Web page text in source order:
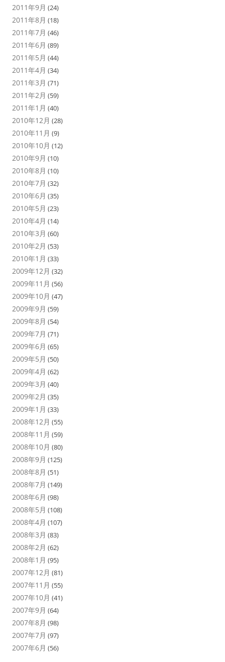
2011年9月 (24)
2011年8月 (18)
2011年7月 (46)
2011年6月 (89)
2011年5月 (44)
2011年4月 (34)
2011年3月 (71)
2011年2月 (59)
2011年1月 (40)
2010年12月 (28)
2010年11月 (9)
2010年10月 (12)
2010年9月 (10)
2010年8月 (10)
2010年7月 (32)
2010年6月 (35)
2010年5月 (23)
2010年4月 (14)
2010年3月 (60)
2010年2月 (53)
2010年1月 (33)
2009年12月 (32)
2009年11月 (56)
2009年10月 (47)
2009年9月 (59)
2009年8月 (54)
2009年7月 (71)
2009年6月 (65)
2009年5月 (50)
2009年4月 (62)
2009年3月 (40)
2009年2月 (35)
2009年1月 (33)
2008年12月 (55)
2008年11月 (59)
2008年10月 (80)
2008年9月 (125)
2008年8月 (51)
2008年7月 (149)
2008年6月 (98)
2008年5月 (108)
2008年4月 (107)
2008年3月 (83)
2008年2月 (62)
2008年1月 (95)
2007年12月 (81)
2007年11月 (55)
2007年10月 (41)
2007年9月 (64)
2007年8月 (98)
2007年7月 (97)
2007年6月 (56)